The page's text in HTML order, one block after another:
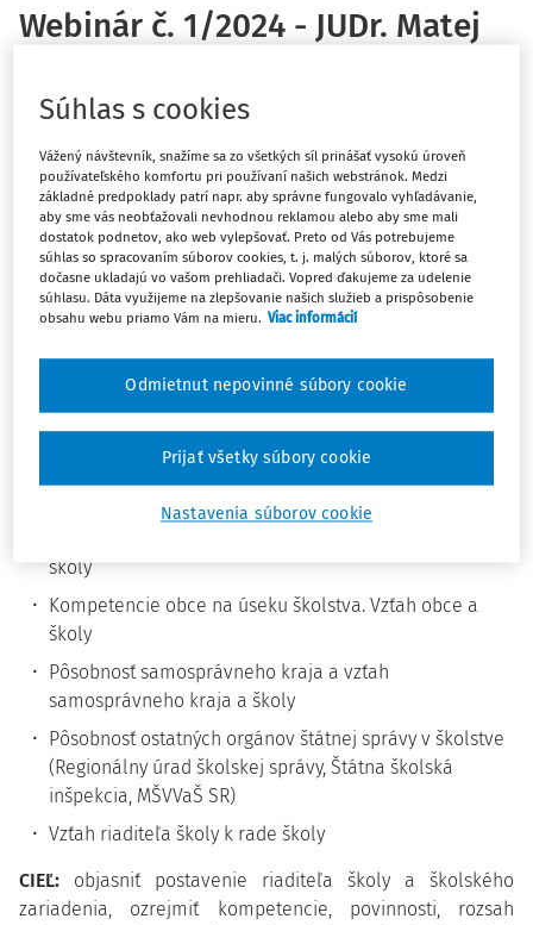
Webinár č. 1/2024 - JUDr. Matej
Téma: Zákon o štátnej správe v školstve a školskej
Dátum:15. 2. 2024 (uzávierka: 8. 2. 2024)
Čas:13:00 hod. – 16:00 hod.(online)
Cieľová skupina:riaditelia škôl a školských zariadení
OBSAH WEBINÁRA:
Všeobecne o zákone č. 596/2003 Z. z. o štátnej správe v
právnym predpisom
prerušenie funkcie)
Vzťah riaditeľa a zriaďovateľa (funkčný a
školy
Kompetencie obce na úseku školstva. Vzťah obce a
školy
Pôsobnosť samosprávneho kraja a vzťah
samosprávneho kraja a školy
Pôsobnosť ostatných orgánov štátnej správy v školstve
(Regionálny úrad školskej správy, Štátna školská
inšpekcia, MŠVVaŠ SR)
Vzťah riaditeľa školy k rade školy
CIEĽ: objasniť postavenie riaditeľa školy a školského
zariadenia, ozrejmiť kompetencie, povinnosti, rozsah
Súhlas s cookies
Vážený návštevník, snažíme sa zo všetkých síl prinášať vysokú úroveň
používateľského komfortu pri používaní našich webstránok. Medzi
základné predpoklady patrí napr. aby správne fungovalo vyhľadávanie,
aby sme vás neobťažovali nevhodnou reklamou alebo aby sme mali
dostatok podnetov, ako web vylepšovať. Preto od Vás potrebujeme
súhlas so spracovaním súborov cookies, t. j. malých súborov, ktoré sa
dočasne ukladajú vo vašom prehliadači. Vopred ďakujeme za udelenie
súhlasu. Dáta využijeme na zlepšovanie našich služieb a prispôsobenie
obsahu webu priamo Vám na mieru. Viac informácií
Nastavenia súborov cookie
Odmietnut nepovinné súbory cookie
Prijať všetky súbory cookie